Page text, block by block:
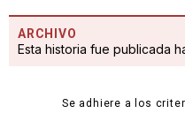
ARCHIVO
Esta historia fue publicada
Se adhiere a los